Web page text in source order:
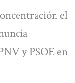
el
y PSOE en